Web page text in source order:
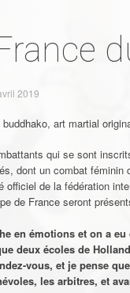
2019
buddhako, art martial
qui se sont
dont un combat féminin
officiel de la fédération
de France seront
en émotions et on a
deux écoles de
vous, et je pense
les arbitres, et